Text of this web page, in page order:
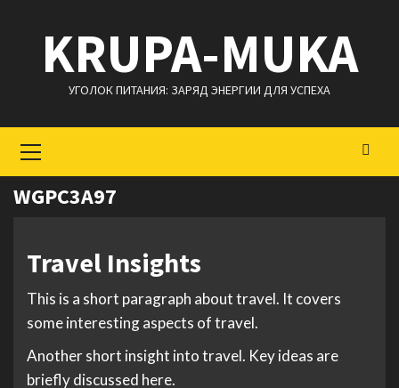
содержимому
KRUPA-MUKA
УГОЛОК ПИТАНИЯ: ЗАРЯД ЭНЕРГИИ ДЛЯ УСПЕХА
меню
WGPC3A97
Travel Insights
This is a short paragraph about travel. It covers
some interesting aspects of travel.
Another short insight into travel. Key ideas are
briefly discussed here.